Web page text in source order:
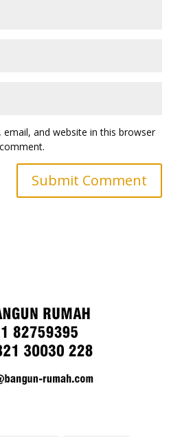
email, and website in this browser